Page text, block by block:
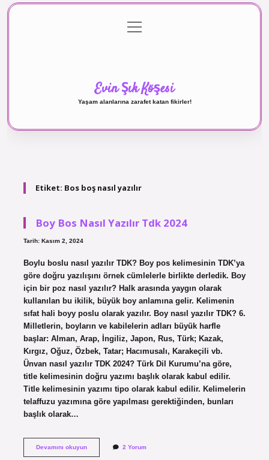
Gizlilik Politikası
menüyü
aç
Evin Şık Köşesi
Yaşam alanlarına zarafet katan fikirler!
Etiket: Bos boş nasıl yazılır
Boy Bos Nasıl Yazılır Tdk 2024
Tarih: Kasım 2, 2024
Boylu boslu nasıl yazılır TDK? Boy pos kelimesinin TDK’ya
göre doğru yazılışını örnek cümlelerle birlikte derledik. Boy
için bir poz nasıl yazılır? Halk arasında yaygın olarak
kullanılan bu ikilik, büyük boy anlamına gelir. Kelimenin
sıfat hali boyy poslu olarak yazılır. Boy nasıl yazılır TDK? 6.
Milletlerin, boyların ve kabilelerin adları büyük harfle
başlar: Alman, Arap, İngiliz, Japon, Rus, Türk; Kazak,
Kırgız, Oğuz, Özbek, Tatar; Hacımusalı, Karakeçili vb.
Ünvan nasıl yazılır TDK 2024? Türk Dil Kurumu’na göre,
title kelimesinin doğru yazımı başlık olarak kabul edilir.
Title kelimesinin yazımı tipo olarak kabul edilir. Kelimelerin
telaffuzu yazımına göre yapılması gerektiğinden, bunları
başlık olarak…
Devamını okuyunBoy
2 Yorum